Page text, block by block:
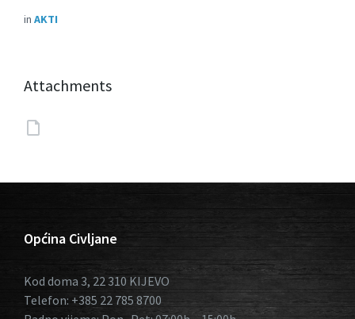
in AKTI
Attachments
Općina Civljane
Kod doma 3, 22 310 KIJEVO
Telefon: +385 22 785 8700